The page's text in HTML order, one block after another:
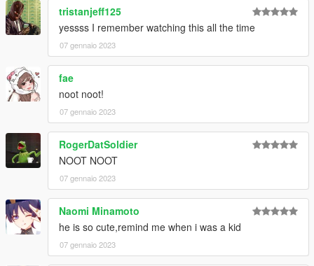
tristanjeff125
yessss I remember watching this all the time
07 gennaio 2023
fae
noot noot!
07 gennaio 2023
RogerDatSoldier
NOOT NOOT
07 gennaio 2023
Naomi Minamoto
he is so cute,remind me when i was a kid
07 gennaio 2023